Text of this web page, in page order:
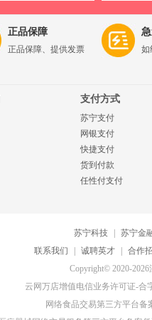
正品保障
正品保障、提供发票 如
支付方式
苏宁支付
网银支付
快捷支付
货到付款
任性付支付
苏宁科技
苏宁金
联系我们
诚聘英才
合作
Copyright© 2020-
云网万店增值电信业务许可证-合
网络食品交易第三方平台备